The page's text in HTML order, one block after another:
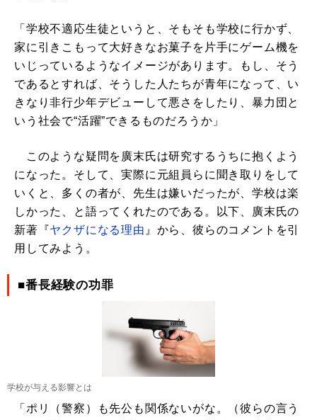
「学校不適応生徒というと、そもそも学校に行かず、
家に引きこもって大好きなお菓子を片手にゲーム機を
いじっているようなイメージがあります。もし、そう
であるとすれば、そうした人たちが青年になって、い
きなり非行少年デビューして悪さをしたり、暴力団と
いう社会で“活躍”できるものだろうか」
このような疑問を廣末氏は研究するうちに抱くよう
になった。そして、実際に元組員らに聞き取りをして
いくと、多くの者が、先生は嫌いだったが、学校は楽
しかった、と語ってくれたのである。以下、廣末氏の
新著『ヤクザになる理由 』から、彼らのコメントを引
用してみよう。
■番長経験の功罪
学校が与える影響とは
「ポリ（警察）も先公も関係ないがな。（彼らの言う